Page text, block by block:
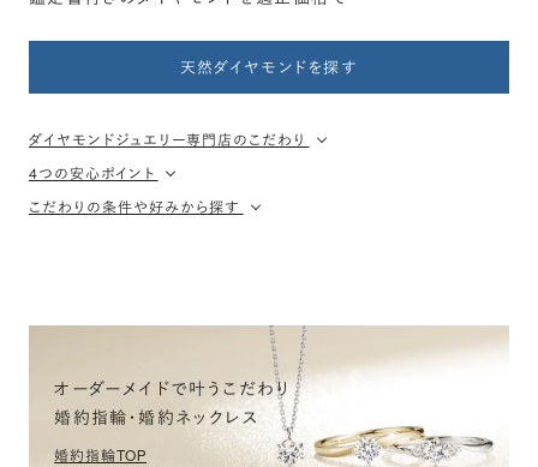
天然ダイヤモンドを探す
ダイヤモンドジュエリー専門店のこだわり
4つの安心ポイント
こだわりの条件や好みから探す
オーダーメイドで叶うこだわり
婚約指輪・婚約ネックレス
婚約指輪TOP